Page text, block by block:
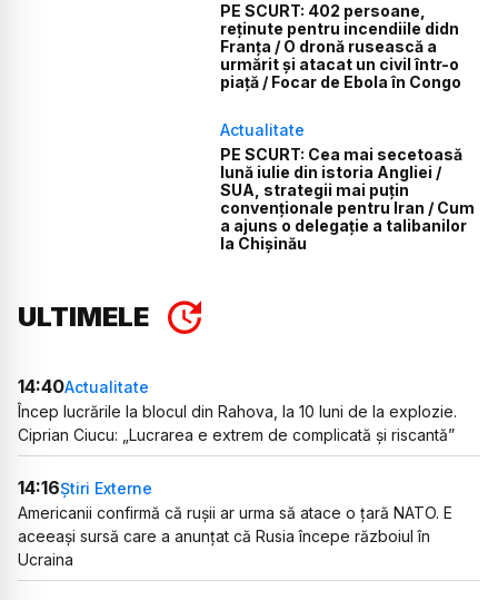
PE SCURT: 402 persoane,
reținute pentru incendiile didn
Franța / O dronă rusească a
urmărit și atacat un civil într-o
piață / Focar de Ebola în Congo
Actualitate
PE SCURT: Cea mai secetoasă
lună iulie din istoria Angliei /
SUA, strategii mai puțin
convenționale pentru Iran / Cum
a ajuns o delegație a talibanilor
la Chișinău
ULTIMELE
14:40Actualitate
Încep lucrările la blocul din Rahova, la 10 luni de la explozie.
Ciprian Ciucu: „Lucrarea e extrem de complicată și riscantă”
14:16Știri Externe
Americanii confirmă că rușii ar urma să atace o țară NATO. E
aceeași sursă care a anunțat că Rusia începe războiul în
Ucraina